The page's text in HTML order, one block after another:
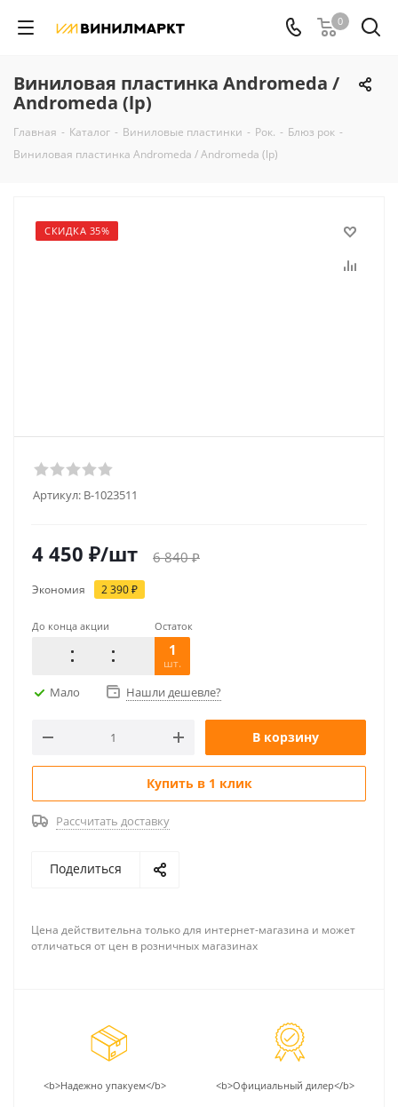
0
Виниловая пластинка Andromeda /
Andromeda (lp)
Главная - Каталог - Виниловые пластинки - Рок. - Блюз рок -
Виниловая пластинка Andromeda / Andromeda (lp)
СКИДКА 35%
Артикул: B-1023511
4 450 ₽/шт 6 840₽
Экономия 2 390₽
До конца акции Остаток
1
шт.
Мало Нашли дешевле?
В корзину
Купить в 1 клик
Рассчитать доставку
Поделиться
Цена действительна только для интернет-магазина и может
отличаться от цен в розничных магазинах
<b>Надежно упакуем</b> <b>Официальный дилер</b>